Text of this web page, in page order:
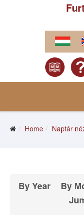
Home Naptár
By Year By